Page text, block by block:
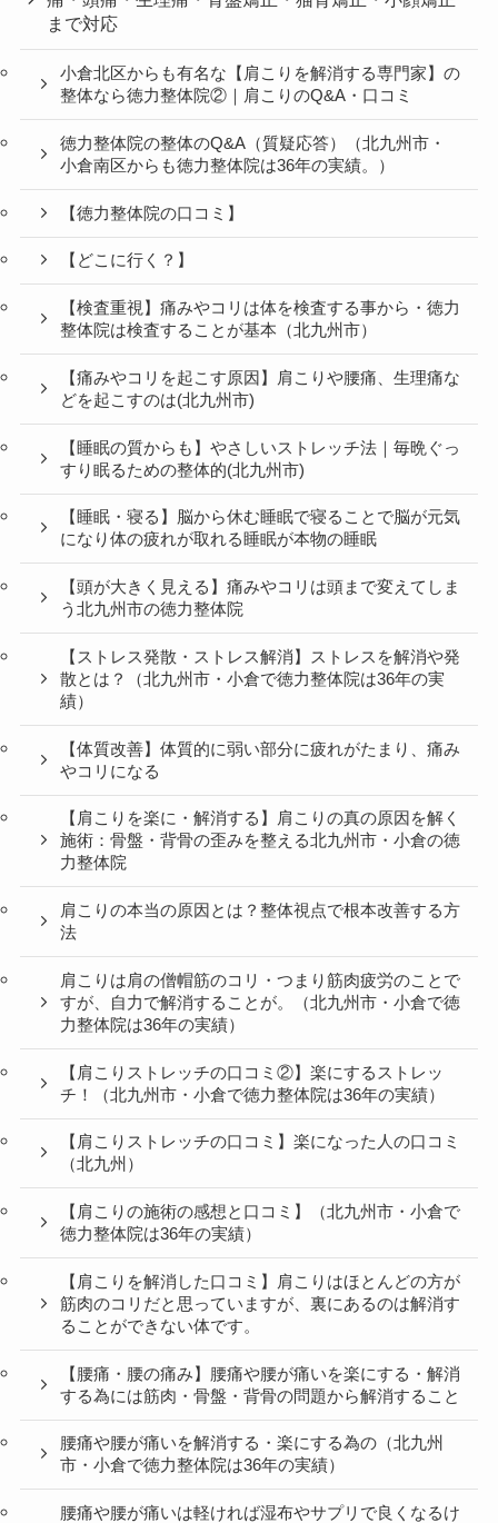
まで対応
小倉北区からも有名な【肩こりを解消する専門家】の
整体なら徳力整体院②｜肩こりのQ&A・口コミ
徳力整体院の整体のQ&A（質疑応答）（北九州市・
小倉南区からも徳力整体院は36年の実績。）
【徳力整体院の口コミ】
【どこに行く？】
【検査重視】痛みやコリは体を検査する事から・徳力
整体院は検査することが基本（北九州市）
【痛みやコリを起こす原因】肩こりや腰痛、生理痛な
どを起こすのは(北九州市)
【睡眠の質からも】やさしいストレッチ法｜毎晩ぐっ
すり眠るための整体的(北九州市)
【睡眠・寝る】脳から休む睡眠で寝ることで脳が元気
になり体の疲れが取れる睡眠が本物の睡眠
【頭が大きく見える】痛みやコリは頭まで変えてしま
う北九州市の徳力整体院
【ストレス発散・ストレス解消】ストレスを解消や発
散とは？（北九州市・小倉で徳力整体院は36年の実
績）
【体質改善】体質的に弱い部分に疲れがたまり、痛み
やコリになる
【肩こりを楽に・解消する】肩こりの真の原因を解く
施術：骨盤・背骨の歪みを整える北九州市・小倉の徳
力整体院
肩こりの本当の原因とは？整体視点で根本改善する方
法
肩こりは肩の僧帽筋のコリ・つまり筋肉疲労のことで
すが、自力で解消することが。（北九州市・小倉で徳
力整体院は36年の実績）
【肩こりストレッチの口コミ②】楽にするストレッ
チ！（北九州市・小倉で徳力整体院は36年の実績）
【肩こりストレッチの口コミ】楽になった人の口コミ
（北九州）
【肩こりの施術の感想と口コミ】（北九州市・小倉で
徳力整体院は36年の実績）
【肩こりを解消した口コミ】肩こりはほとんどの方が
筋肉のコリだと思っていますが、裏にあるのは解消す
ることができない体です。
【腰痛・腰の痛み】腰痛や腰が痛いを楽にする・解消
する為には筋肉・骨盤・背骨の問題から解消すること
腰痛や腰が痛いを解消する・楽にする為の（北九州
市・小倉で徳力整体院は36年の実績）
腰痛や腰が痛いは軽ければ湿布やサプリで良くなるけ